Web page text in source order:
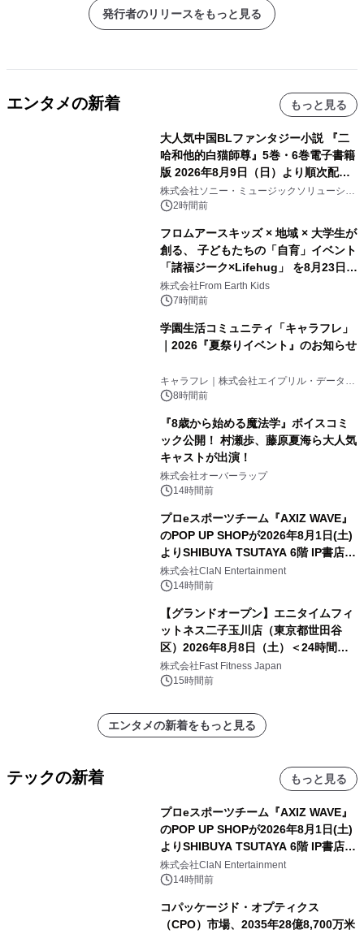
発行者のリリースをもっと見る
エンタメの新着 もっと見る
大人気中国BLファンタジー小説 『二
哈和他的白猫師尊』5巻・6巻電子書籍
版 2026年8月9日（日）より順次配信
開始
株式会社ソニー・ミュージックソリューショ
ンズ2時間前
フロムアースキッズ × 地域 × 大学生が
創る、 子どもたちの「自育」イベント
「諸福ジーク×Lifehug」 を8月23日
(日)開催
株式会社From Earth Kids
7時間前
学園生活コミュニティ「キャラフレ」
｜2026『夏祭りイベント』のお知らせ
キャラフレ｜株式会社エイプリル・データ・
デザインズ
8時間前
『8歳から始める魔法学』ボイスコミ
ック公開！ 村瀬歩、藤原夏海ら大人気
キャストが出演！
株式会社オーバーラップ
14時間前
プロeスポーツチーム『AXIZ WAVE』
のPOP UP SHOPが2026年8月1日(土)
よりSHIBUYA TSUTAYA 6階 IP書店で
開催決定！！
株式会社ClaN Entertainment
14時間前
【グランドオープン】エニタイムフィ
ットネス二子玉川店（東京都世田谷
区）2026年8月8日（土）＜24時間年
中無休のフィットネスジム＞
株式会社Fast Fitness Japan
15時間前
エンタメの新着をもっと見る
テックの新着 もっと見る
プロeスポーツチーム『AXIZ WAVE』
のPOP UP SHOPが2026年8月1日(土)
よりSHIBUYA TSUTAYA 6階 IP書店で
開催決定！！
株式会社ClaN Entertainment
14時間前
コパッケージド・オプティクス
（CPO）市場、2035年28億8,700万米